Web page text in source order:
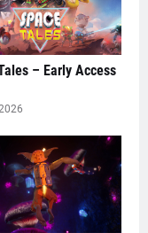
– Early Access